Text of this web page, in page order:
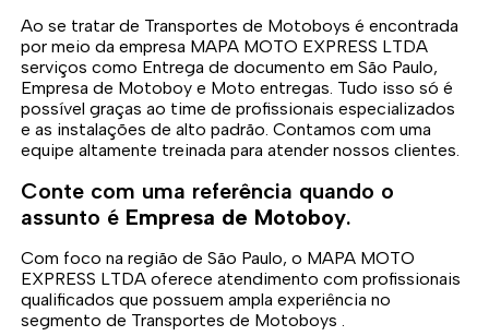
Ao se tratar de Transportes de Motoboys é encontrada
por meio da empresa MAPA MOTO EXPRESS LTDA
serviços como Entrega de documento em São Paulo,
Empresa de Motoboy e Moto entregas. Tudo isso só é
possível graças ao time de profissionais especializados
e as instalações de alto padrão. Contamos com uma
equipe altamente treinada para atender nossos clientes.
Conte com uma referência quando o
assunto é Empresa de Motoboy.
Com foco na região de São Paulo, o MAPA MOTO
EXPRESS LTDA oferece atendimento com profissionais
qualificados que possuem ampla experiência no
segmento de Transportes de Motoboys .